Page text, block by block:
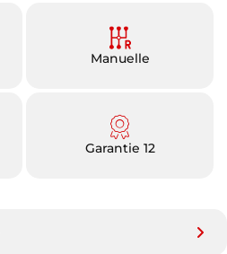
Manuelle
Garantie 12